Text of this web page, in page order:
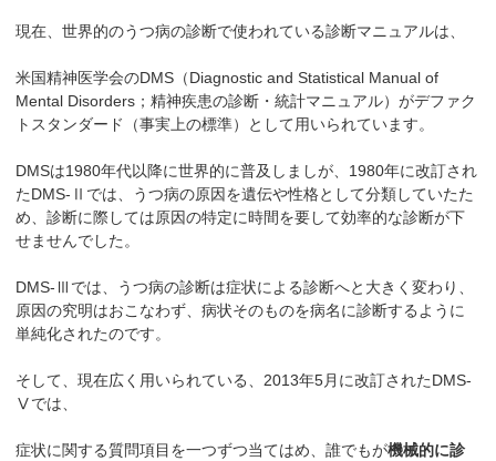
現在、世界的のうつ病の診断で使われている診断マニュアルは、
米国精神医学会のDMS（Diagnostic and Statistical Manual of
Mental Disorders；精神疾患の診断・統計マニュアル）がデファク
トスタンダード（事実上の標準）として用いられています。
DMSは1980年代以降に世界的に普及しましが、1980年に改訂され
たDMS-Ⅱでは、うつ病の原因を遺伝や性格として分類していたた
め、診断に際しては原因の特定に時間を要して効率的な診断が下
せませんでした。
DMS-Ⅲでは、うつ病の診断は症状による診断へと大きく変わり、
原因の究明はおこなわず、病状そのものを病名に診断するように
単純化されたのです。
そして、現在広く用いられている、2013年5月に改訂されたDMS-
Ⅴでは、
症状に関する質問項目を一つずつ当てはめ、誰でもが機械的に診